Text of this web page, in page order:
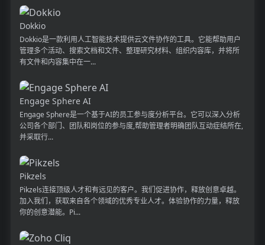
Dokkio
Dokkio是一款利用人工智能技术提供云文件协作的工具。它能帮助用户
管理多个活动、搜索文档和文件、整理研究材料、组织内容库，并将所
有文件和内容集中在一...
Engage Sphere AI
Engage Sphere是一个基于AI的员工参与度分析平台。它可以深入分析
公司各个部门、团队和岗位的参与度,帮助管理者明确团队互动症结所在,
并采取行...
Pikzels
Pikzels连接顶级人才和有远见的客户。我们促进协作，释放创意卓越。
加入我们，获取来自各个领域的优秀专业人才。体验协作的力量，释放
你的创意潜能。Pi...